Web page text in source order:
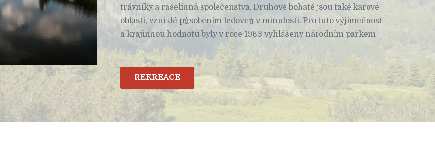
trávníky a rašelinná společenstva. Druhově bohaté jsou také karové
oblasti, vzniklé působením ledovců v minulosti. Pro tuto výjimečnost
a krajinnou hodnotu byly v roce 1963 vyhlášeny národním parkem
REKREACE